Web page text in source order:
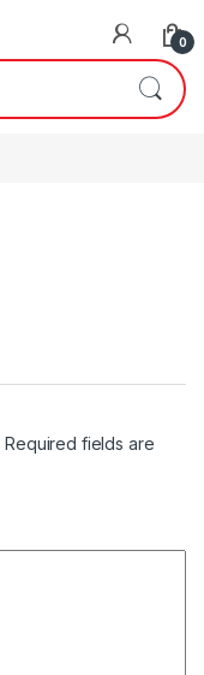
0
Required fields are